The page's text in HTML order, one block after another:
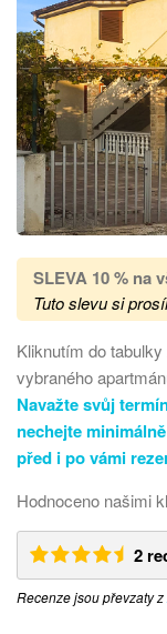
SLEVA 10 % na
Tuto slevu si
Kliknutím do
vybraného
Navažte svůj
nechejte
před i po vámi
Hodnoceno našimi
2
Recenze jsou převzaty z